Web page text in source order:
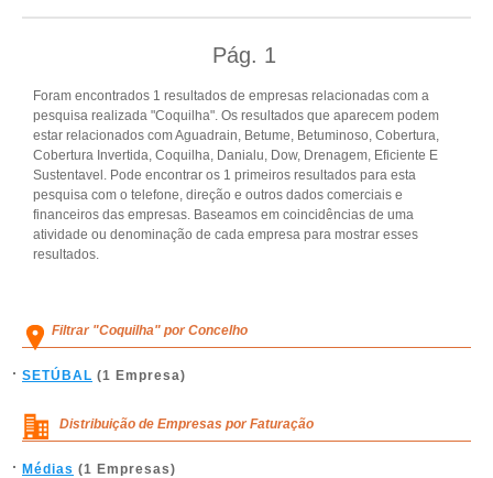
Pág. 1
Foram encontrados 1 resultados de empresas relacionadas com a
pesquisa realizada "Coquilha". Os resultados que aparecem podem
estar relacionados com Aguadrain, Betume, Betuminoso, Cobertura,
Cobertura Invertida, Coquilha, Danialu, Dow, Drenagem, Eficiente E
Sustentavel. Pode encontrar os 1 primeiros resultados para esta
pesquisa com o telefone, direção e outros dados comerciais e
financeiros das empresas. Baseamos em coincidências de uma
atividade ou denominação de cada empresa para mostrar esses
resultados.
Filtrar "Coquilha" por Concelho
SETÚBAL (1 Empresa)
Distribuição de Empresas por Faturação
Médias (1 Empresas)